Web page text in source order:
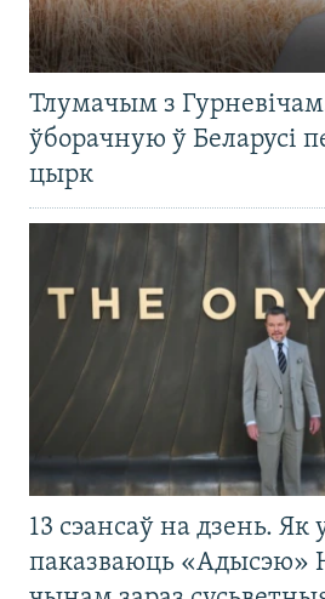
Тлумачым з
ўборачную ў Беларусі
цырк
13 сэансаў на дзень.
паказваюць «Адысэю»